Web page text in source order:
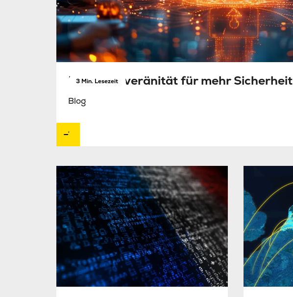
3 Min. Lesezeit
Datensouveränität für mehr Sicherheit
Blog